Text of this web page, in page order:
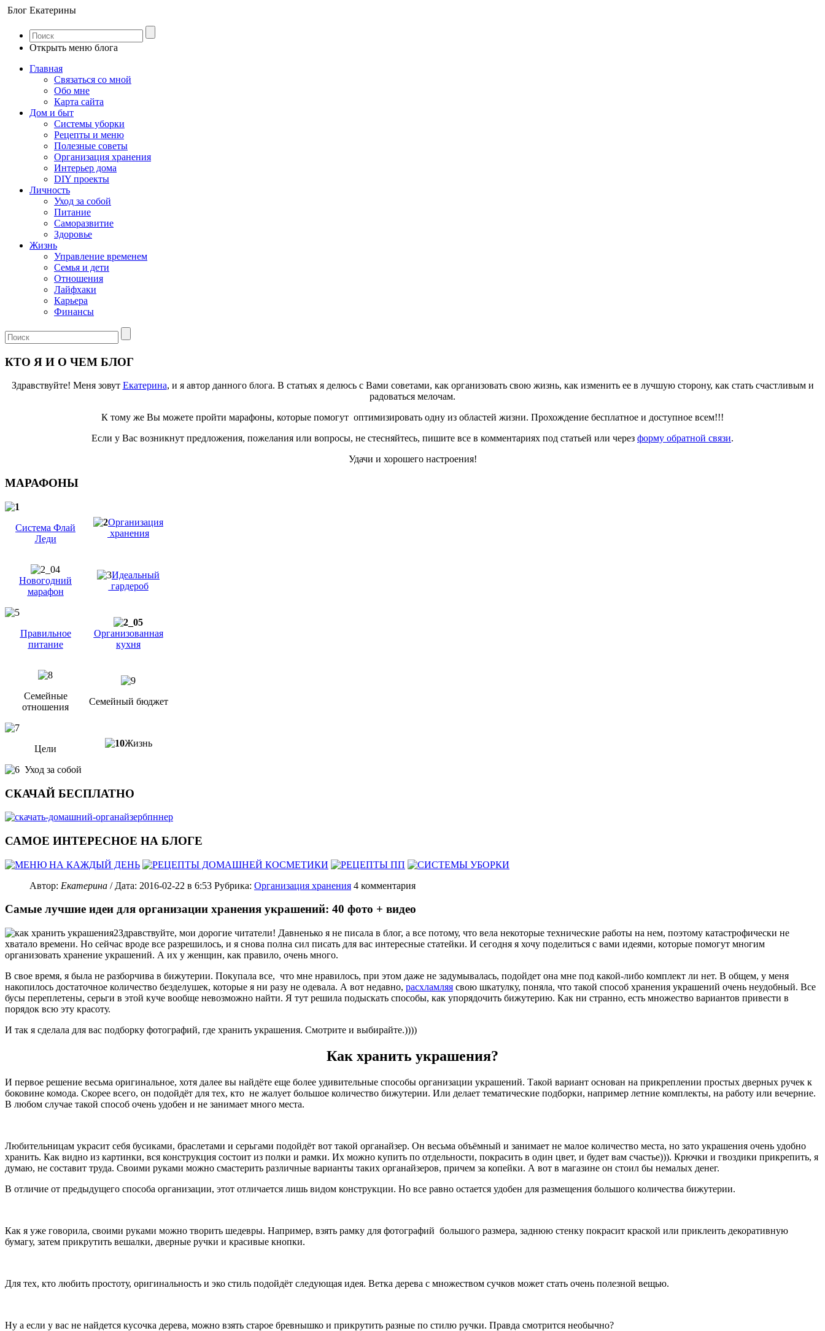
Блог Екатерины
Открыть меню блога
Главная
Связаться со мной
Обо мне
Карта сайта
Дом и быт
Системы уборки
Рецепты и меню
Полезные советы
Организация хранения
Интерьер дома
DIY проекты
Личность
Уход за собой
Питание
Саморазвитие
Здоровье
Жизнь
Управление временем
Семья и дети
Отношения
Лайфхаки
Карьера
Финансы
КТО Я И О ЧЕМ БЛОГ
Здравствуйте! Меня зовут Екатерина, и я автор данного блога. В статьях я делюсь с Вами советами, как организовать свою жизнь, как изменить ее в лучшую сторону, как стать счастливым и
радоваться мелочам.
К тому же Вы можете пройти марафоны, которые помогут оптимизировать одну из областей жизни. Прохождение бесплатное и доступное всем!!!
Если у Вас возникнут предложения, пожелания или вопросы, не стесняйтесь, пишите все в комментариях под статьей или через форму обратной связи.
Удачи и хорошего настроения!
МАРАФОНЫ
Система Флай
Леди
Организация
хранения
Новогодний
марафон
Идеальный
гардероб
Правильное
питание
Организованная
кухня
Семейные
отношения
Семейный бюджет
Цели
Жизнь
Уход за собой
СКАЧАЙ БЕСПЛАТНО
САМОЕ ИНТЕРЕСНОЕ НА БЛОГЕ
Автор: Екатерина / Дата: 2016-02-22 в 6:53 Рубрика: Организация хранения 4 комментария
Самые лучшие идеи для организации хранения украшений: 40 фото + видео
Здравствуйте, мои дорогие читатели! Давненько я не писала в блог, а все потому, что вела некоторые технические работы на нем, поэтому катастрофически не
хватало времени. Но сейчас вроде все разрешилось, и я снова полна сил писать для вас интересные статейки. И сегодня я хочу поделиться с вами идеями, которые помогут многим
организовать хранение украшений. А их у женщин, как правило, очень много.
В свое время, я была не разборчива в бижутерии. Покупала все, что мне нравилось, при этом даже не задумывалась, подойдет она мне под какой-либо комплект ли нет. В общем, у меня
накопилось достаточное количество безделушек, которые я ни разу не одевала. А вот недавно, расхламляя свою шкатулку, поняла, что такой способ хранения украшений очень неудобный. Все
бусы переплетены, серьги в этой куче вообще невозможно найти. Я тут решила подыскать способы, как упорядочить бижутерию. Как ни странно, есть множество вариантов привести в
порядок всю эту красоту.
И так я сделала для вас подборку фотографий, где хранить украшения. Смотрите и выбирайте.))))
Как хранить украшения?
И первое решение весьма оригинальное, хотя далее вы найдёте еще более удивительные способы организации украшений. Такой вариант основан на прикреплении простых дверных ручек к
боковине комода. Скорее всего, он подойдёт для тех, кто не жалует большое количество бижутерии. Или делает тематические подборки, например летние комплекты, на работу или вечерние.
В любом случае такой способ очень удобен и не занимает много места.
Любительницам украсит себя бусиками, браслетами и серьгами подойдёт вот такой органайзер. Он весьма объёмный и занимает не малое количество места, но зато украшения очень удобно
хранить. Как видно из картинки, вся конструкция состоит из полки и рамки. Их можно купить по отдельности, покрасить в один цвет, и будет вам счастье))). Крючки и гвоздики прикрепить, я
думаю, не составит труда. Своими руками можно смастерить различные варианты таких органайзеров, причем за копейки. А вот в магазине он стоил бы немалых денег.
В отличие от предыдущего способа организации, этот отличается лишь видом конструкции. Но все равно остается удобен для размещения большого количества бижутерии.
Как я уже говорила, своими руками можно творить шедевры. Например, взять рамку для фотографий большого размера, заднюю стенку покрасит краской или приклеить декоративную
бумагу, затем прикрутить вешалки, дверные ручки и красивые кнопки.
Для тех, кто любить простоту, оригинальность и эко стиль подойдёт следующая идея. Ветка дерева с множеством сучков может стать очень полезной вещью.
Ну а если у вас не найдется кусочка дерева, можно взять старое бревнышко и прикрутить разные по стилю ручки. Правда смотрится необычно?